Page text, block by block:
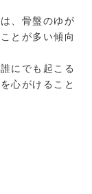
、骨盤のゆが
とが多い傾向
にでも起こる
心がけること